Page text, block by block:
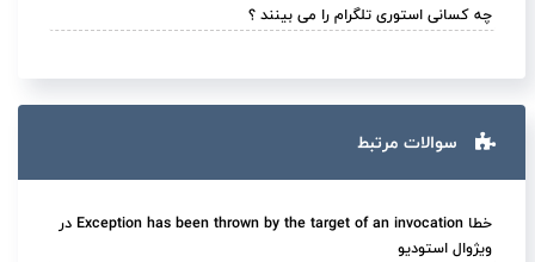
چه کسانی استوری تلگرام را می بینند ؟
سوالات مرتبط
خطا Exception has been thrown by the target of an invocation در
ویژوال استودیو